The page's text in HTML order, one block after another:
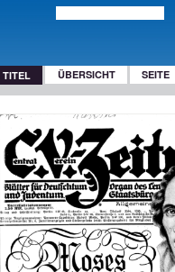
TITEL ÜBERSICHT SEITE